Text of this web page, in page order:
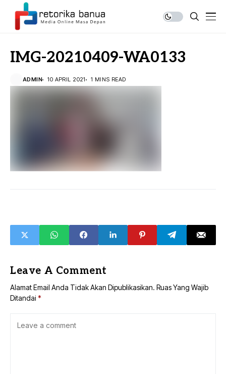
IMG-20210409-WA0133
ADMIN 10 APRIL 2021 1 MINS READ
Leave A Comment
Alamat Email Anda Tidak Akan Dipublikasikan. Ruas Yang Wajib
Ditandai *